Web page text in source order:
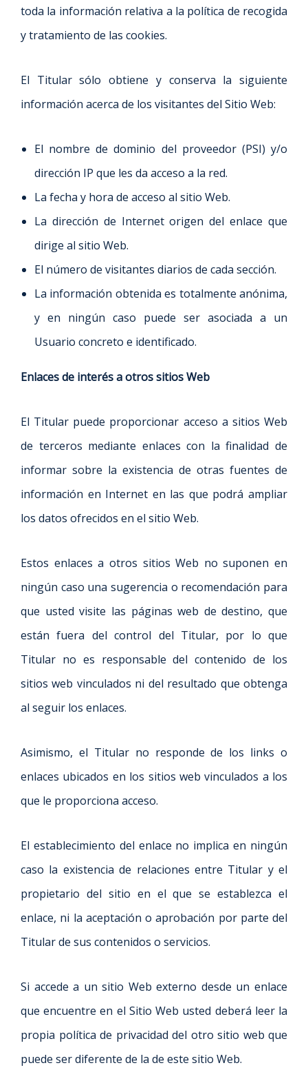
toda la información relativa a la política de recogida
y tratamiento de las cookies.
El Titular sólo obtiene y conserva la siguiente
información acerca de los visitantes del Sitio Web:
El nombre de dominio del proveedor (PSI) y/o
dirección IP que les da acceso a la red.
La fecha y hora de acceso al sitio Web.
La dirección de Internet origen del enlace que
dirige al sitio Web.
El número de visitantes diarios de cada sección.
La información obtenida es totalmente anónima,
y en ningún caso puede ser asociada a un
Usuario concreto e identificado.
Enlaces de interés a otros sitios Web
El Titular puede proporcionar acceso a sitios Web
de terceros mediante enlaces con la finalidad de
informar sobre la existencia de otras fuentes de
información en Internet en las que podrá ampliar
los datos ofrecidos en el sitio Web.
Estos enlaces a otros sitios Web no suponen en
ningún caso una sugerencia o recomendación para
que usted visite las páginas web de destino, que
están fuera del control del Titular, por lo que
Titular no es responsable del contenido de los
sitios web vinculados ni del resultado que obtenga
al seguir los enlaces.
Asimismo, el Titular no responde de los links o
enlaces ubicados en los sitios web vinculados a los
que le proporciona acceso.
El establecimiento del enlace no implica en ningún
caso la existencia de relaciones entre Titular y el
propietario del sitio en el que se establezca el
enlace, ni la aceptación o aprobación por parte del
Titular de sus contenidos o servicios.
Si accede a un sitio Web externo desde un enlace
que encuentre en el Sitio Web usted deberá leer la
propia política de privacidad del otro sitio web que
puede ser diferente de la de este sitio Web.